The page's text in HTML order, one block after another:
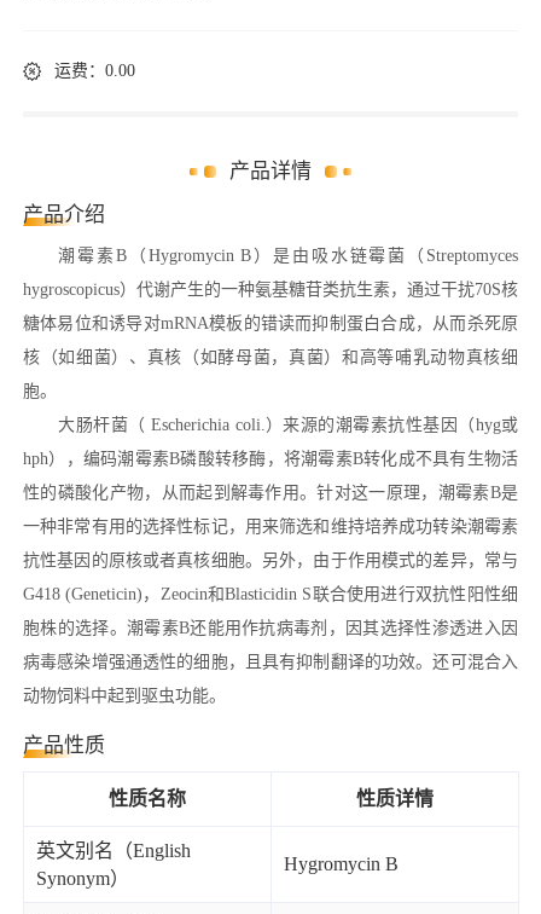
运费：0.00
产品详情
产品介绍
潮霉素B（Hygromycin B）是由吸水链霉菌（Streptomyces
hygroscopicus）代谢产生的一种氨基糖苷类抗生素，通过干扰70S核
糖体易位和诱导对mRNA模板的错读而抑制蛋白合成，从而杀死原
核（如细菌）、真核（如酵母菌，真菌）和高等哺乳动物真核细
胞。
大肠杆菌（ Escherichia coli.）来源的潮霉素抗性基因（hyg或
hph），编码潮霉素B磷酸转移酶，将潮霉素B转化成不具有生物活
性的磷酸化产物，从而起到解毒作用。针对这一原理，潮霉素B是
一种非常有用的选择性标记，用来筛选和维持培养成功转染潮霉素
抗性基因的原核或者真核细胞。另外，由于作用模式的差异，常与
G418 (Geneticin)，Zeocin和Blasticidin S联合使用进行双抗性阳性细
胞株的选择。潮霉素B还能用作抗病毒剂，因其选择性渗透进入因
病毒感染增强通透性的细胞，且具有抑制翻译的功效。还可混合入
动物饲料中起到驱虫功能。
产品性质
性质名称 性质详情
英文别名（English
Synonym）
Hygromycin B